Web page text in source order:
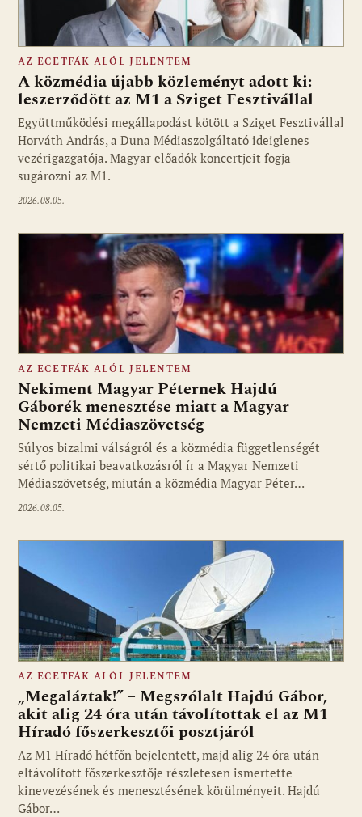
Fotó: media1.hu
AZ ECETFÁK ALÓL JELENTEM
A közmédia újabb közleményt adott ki:
leszerződött az M1 a Sziget Fesztivállal
Együttműködési megállapodást kötött a Sziget Fesztivállal
Horváth András, a Duna Médiaszolgáltató ideiglenes
vezérigazgatója. Magyar előadók koncertjeit fogja
sugározni az M1.
2026.08.05.
Fotó: media1.hu
AZ ECETFÁK ALÓL JELENTEM
Nekiment Magyar Péternek Hajdú
Gáborék menesztése miatt a Magyar
Nemzeti Médiaszövetség
Súlyos bizalmi válságról és a közmédia függetlenségét
sértő politikai beavatkozásról ír a Magyar Nemzeti
Médiaszövetség, miután a közmédia Magyar Péter…
2026.08.05.
Fotó: media1.hu
AZ ECETFÁK ALÓL JELENTEM
„Megaláztak!” – Megszólalt Hajdú Gábor,
akit alig 24 óra után távolítottak el az M1
Híradó főszerkesztői posztjáról
Az M1 Híradó hétfőn bejelentett, majd alig 24 óra után
eltávolított főszerkesztője részletesen ismertette
kinevezésének és menesztésének körülményeit. Hajdú
Gábor…